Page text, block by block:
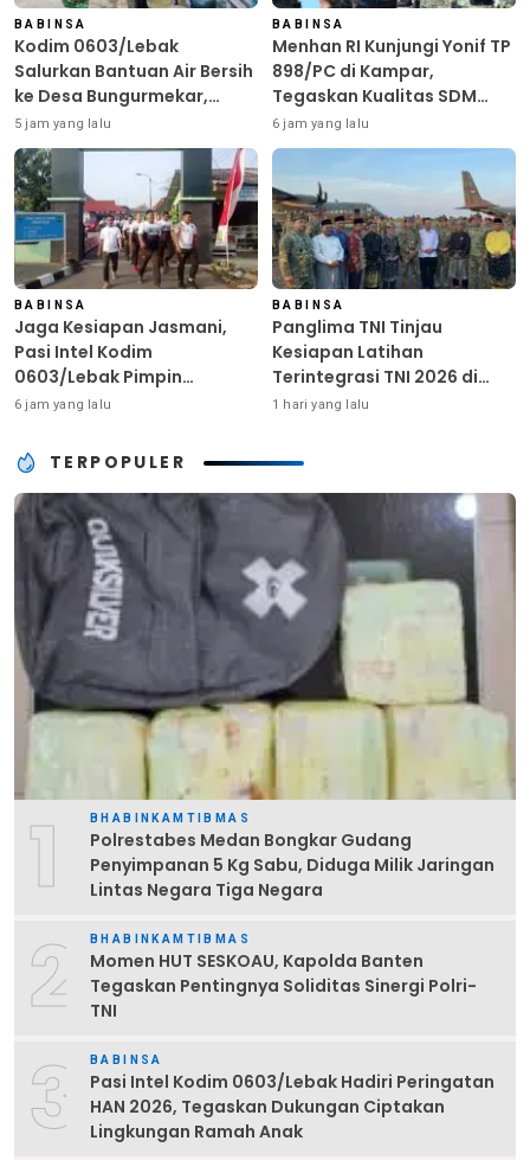
BABINSA
Kodim 0603/Lebak
Salurkan Bantuan Air Bersih
ke Desa Bungurmekar,
Ringankan Beban Warga
Terdampak Kemarau
5 jam yang lalu
BABINSA
Menhan RI Kunjungi Yonif TP
898/PC di Kampar,
Tegaskan Kualitas SDM
Kunci Kekuatan TNI
6 jam yang lalu
BABINSA
Jaga Kesiapan Jasmani,
Pasi Intel Kodim
0603/Lebak Pimpin
Pembinaan Fisik Rutin
6 jam yang lalu
BABINSA
Panglima TNI Tinjau
Kesiapan Latihan
Terintegrasi TNI 2026 di
Dabo Singkep
1 hari yang lalu
TERPOPULER
1 BHABINKAMTIBMAS
Polrestabes Medan Bongkar Gudang
Penyimpanan 5 Kg Sabu, Diduga Milik Jaringan
Lintas Negara Tiga Negara
2 BHABINKAMTIBMAS
Momen HUT SESKOAU, Kapolda Banten
Tegaskan Pentingnya Soliditas Sinergi Polri-
TNI
3 BABINSA
Pasi Intel Kodim 0603/Lebak Hadiri Peringatan
HAN 2026, Tegaskan Dukungan Ciptakan
Lingkungan Ramah Anak